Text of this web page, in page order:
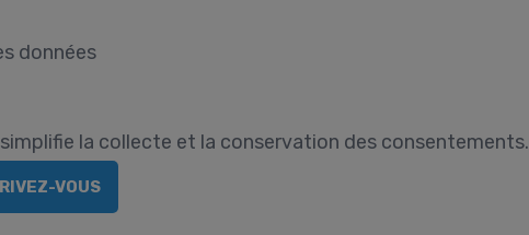
données
la collecte et la conservation des consentements.
VOUS